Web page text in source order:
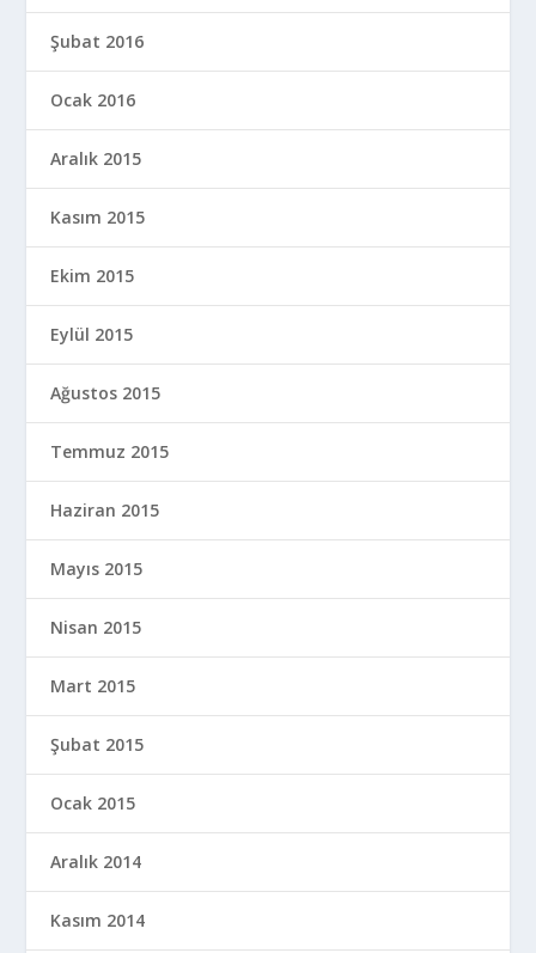
Şubat 2016
Ocak 2016
Aralık 2015
Kasım 2015
Ekim 2015
Eylül 2015
Ağustos 2015
Temmuz 2015
Haziran 2015
Mayıs 2015
Nisan 2015
Mart 2015
Şubat 2015
Ocak 2015
Aralık 2014
Kasım 2014